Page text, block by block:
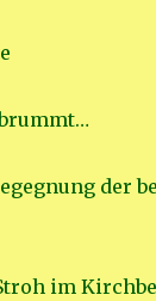
der
im